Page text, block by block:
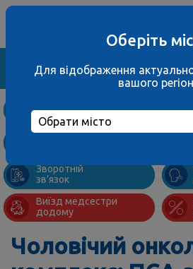
та ціни
Підготовка
Зворотній
зв’язок
Виїзд медсестри
додому
Чоловічий
Оберіть
Для відображення
вашого
Обрати місто